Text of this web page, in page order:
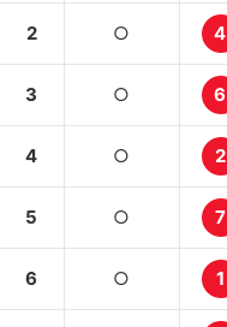
2 ○ 4
3 ○ 6
4 ○ 2
5 ○ 7
6 ○ 1